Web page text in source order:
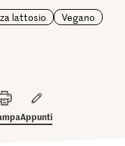
lattosio Vegano
Appunti